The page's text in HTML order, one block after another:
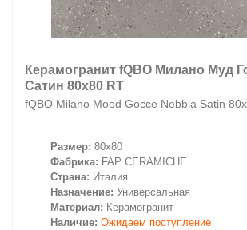
Керамогранит fQBO Милано Муд
Сатин 80x80 RT
fQBO Milano Mood Gocce Nebbia Satin
Размер: 80x80
Фабрика: FAP CERAMICHE
Страна: Италия
Назначение: Универсальная
Материал: Керамогранит
Наличие: Ожидаем поступление